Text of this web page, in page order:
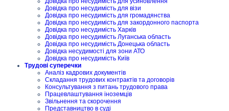
Довідка про несудимість для візи
Довідка про несудимість для громадянства
Довідка про несудимість для закордонного паспорта
Довідка про несудимість Харків
Довідка про несудимість Луганська область
Довідка про несудимість Донецька область
Довідка несудимості для зони АТО
Довідка про несудимість Київ
Трудові суперечки
Аналіз кадрових документів
Складання трудових контрактів та договорів
Консультування з питань трудового права
Працевлаштування іноземців
Звільнення та скорочення
Представництво в суді